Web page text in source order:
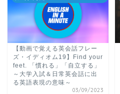
【動画で覚える英会話フレー
ズ・イディオム19】Find your
feet. 「慣れる」「自立する」
～大学入試＆日常英会話に出
る英語表現の意味～
03/09/2023